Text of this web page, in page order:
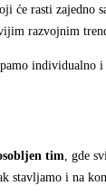
će rasti zajedno
razvojnim
individualno
tim, gde
stavljamo i na